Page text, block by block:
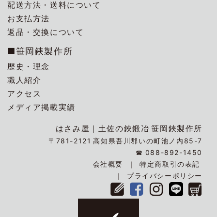
配送方法・送料について
お支払方法
返品・交換について
■笹岡鋏製作所
歴史・理念
職人紹介
アクセス
メディア掲載実績
はさみ屋｜ 土佐の鋏鍛冶 笹岡鋏製作所
〒781-2121 高知県吾川郡いの町池ノ内85-7
☎ 088-892-1450
会社概要
特定商取引の表記
プライバシーポリシー